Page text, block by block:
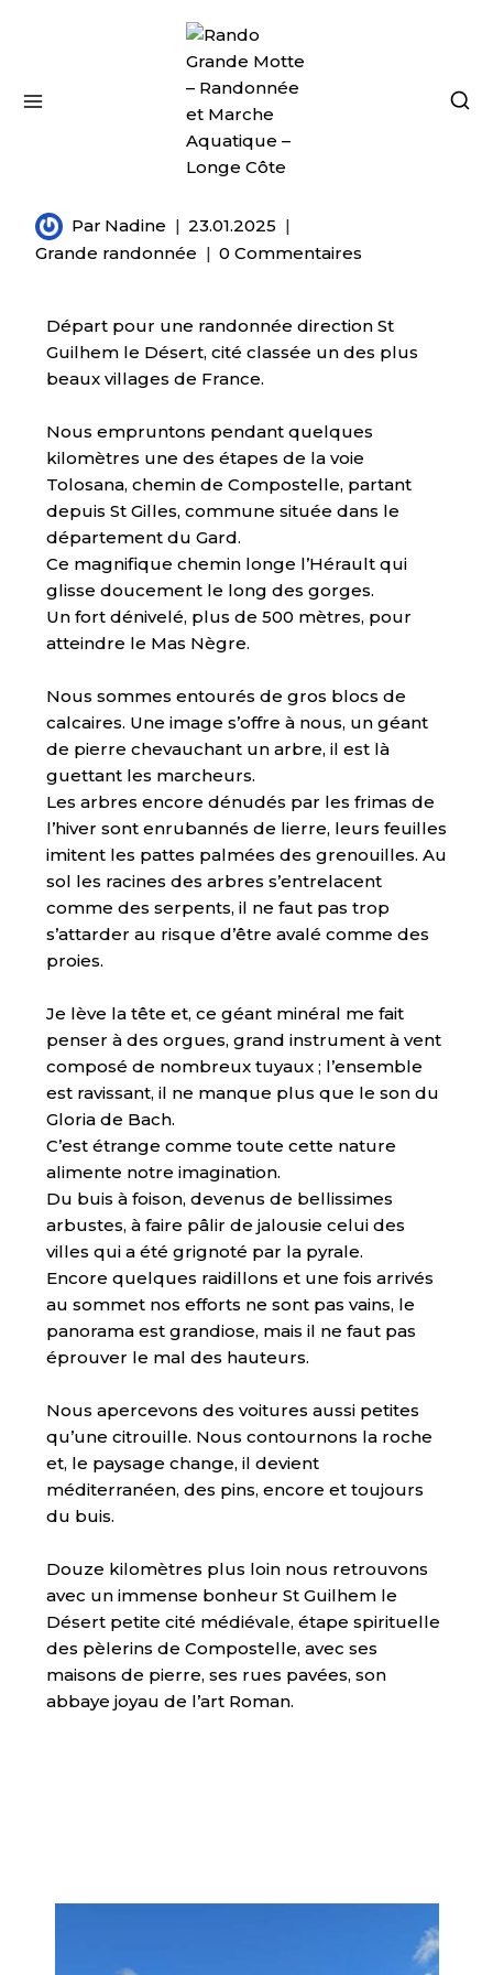
Saint-Guilhem-le-Désert
Par Nadine
23.01.2025
Grande randonnée
0 Commentaires
Départ pour une randonnée direction St
Guilhem le Désert, cité classée un des plus
beaux villages de France.
Nous empruntons pendant quelques
kilomètres une des étapes de la voie
Tolosana, chemin de Compostelle, partant
depuis St Gilles, commune située dans le
département du Gard.
Ce magnifique chemin longe l’Hérault qui
glisse doucement le long des gorges.
Un fort dénivelé, plus de 500 mètres, pour
atteindre le Mas Nègre.
Nous sommes entourés de gros blocs de
calcaires. Une image s’offre à nous, un géant
de pierre chevauchant un arbre, il est là
guettant les marcheurs.
Les arbres encore dénudés par les frimas de
l’hiver sont enrubannés de lierre, leurs feuilles
imitent les pattes palmées des grenouilles. Au
sol les racines des arbres s’entrelacent
comme des serpents, il ne faut pas trop
s’attarder au risque d’être avalé comme des
proies.
Je lève la tête et, ce géant minéral me fait
penser à des orgues, grand instrument à vent
composé de nombreux tuyaux ; l’ensemble
est ravissant, il ne manque plus que le son du
Gloria de Bach.
C’est étrange comme toute cette nature
alimente notre imagination.
Du buis à foison, devenus de bellissimes
arbustes, à faire pâlir de jalousie celui des
villes qui a été grignoté par la pyrale.
Encore quelques raidillons et une fois arrivés
au sommet nos efforts ne sont pas vains, le
panorama est grandiose, mais il ne faut pas
éprouver le mal des hauteurs.
Nous apercevons des voitures aussi petites
qu’une citrouille. Nous contournons la roche
et, le paysage change, il devient
méditerranéen, des pins, encore et toujours
du buis.
Douze kilomètres plus loin nous retrouvons
avec un immense bonheur St Guilhem le
Désert petite cité médiévale, étape spirituelle
des pèlerins de Compostelle, avec ses
maisons de pierre, ses rues pavées, son
abbaye joyau de l’art Roman.